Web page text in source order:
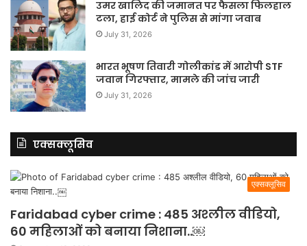
उमर खालिद की जमानत पर फैसला फिलहाल
टला, हाई कोर्ट ने पुलिस से मांगा जवाब
July 31, 2026
भारत भूषण तिवारी गोलीकांड में आरोपी STF
जवान गिरफ्तार, मामले की जांच जारी
July 31, 2026
एक्सक्लूसिव
एक्सक्लूसिव
Faridabad cyber crime : 485 अश्लील वीडियो,
60 महिलाओं को बनाया निशाना..￼